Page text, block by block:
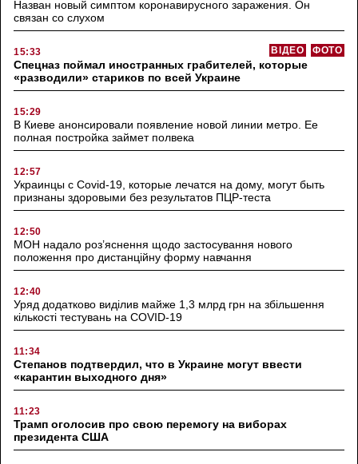
Назван новый симптом коронавирусного заражения. Он
связан со слухом
15:33 ФОТО
ВІДЕО
Спецназ поймал иностранных грабителей, которые
«разводили» стариков по всей Украине
15:29
В Киеве анонсировали появление новой линии метро. Ее
полная постройка займет полвека
12:57
Украинцы с Covid-19, которые лечатся на дому, могут быть
признаны здоровыми без результатов ПЦР-теста
12:50
МОН надало роз’яснення щодо застосування нового
положення про дистанційну форму навчання
12:40
Уряд додатково виділив майже 1,3 млрд грн на збільшення
кількості тестувань на COVID-19
11:34
Степанов подтвердил, что в Украине могут ввести
«карантин выходного дня»
11:23
Трамп оголосив про свою перемогу на виборах
президента США